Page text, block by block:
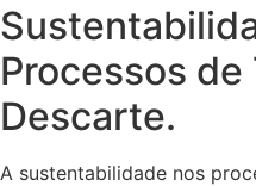
Processos
Descarte.
A sustentabilidade nos